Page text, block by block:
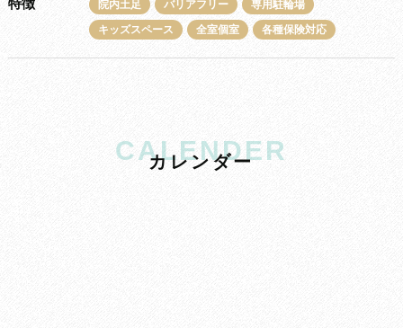
特徴 院内土足 バリアフリー
専用駐輪場
キッズスペース
全室個室 各種保険対応
CALENDER
カレンダー